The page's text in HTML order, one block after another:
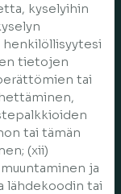
kyselyihin
henkilöllisyytesi
tietojen
tai
tai tämän
(xii)
ja
lähdekoodin tai